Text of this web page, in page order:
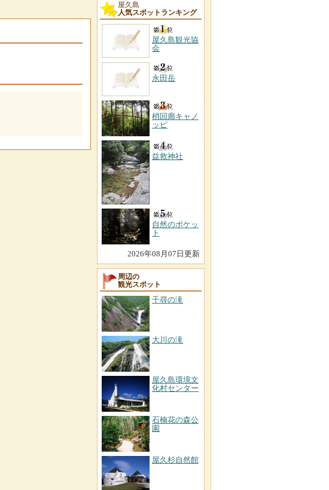
屋久島
人気スポットランキング
屋久島観光協
会
永田岳
梢回廊キャノ
ッピ
益救神社
自然のポケッ
ト
2026年08月07日更新
周辺の
観光スポット
千尋の滝
大川の滝
屋久島環境文
化村センター
石楠花の森公
園
屋久杉自然館